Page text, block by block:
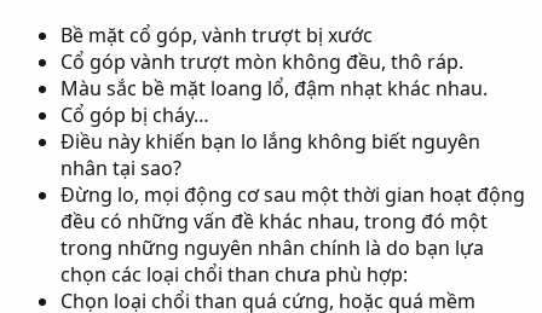
Bề mặt cổ góp, vành trượt bị xước
Cổ góp vành trượt mòn không đều, thô ráp.
Màu sắc bề mặt loang lổ, đậm nhạt khác nhau.
Cổ góp bị cháy…
Điều này khiến bạn lo lắng không biết nguyên
nhân tại sao?
Đừng lo, mọi động cơ sau một thời gian hoạt động
đều có những vấn đề khác nhau, trong đó một
trong những nguyên nhân chính là do bạn lựa
chọn các loại chổi than chưa phù hợp:
Chọn loại chổi than quá cứng, hoặc quá mềm